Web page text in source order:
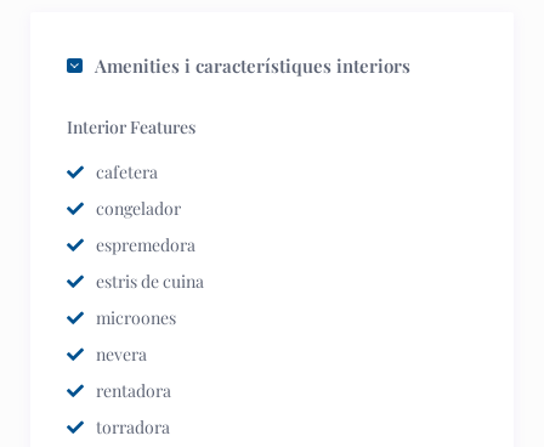
Amenities i característiques interiors
Interior Features
cafetera
congelador
espremedora
estris de cuina
microones
nevera
rentadora
torradora